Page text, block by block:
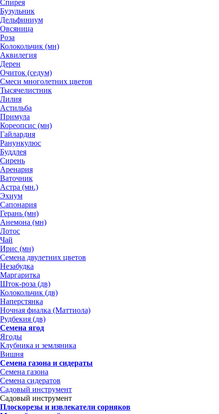
Спирея
Бузульник
Дельфиниум
Овсяница
Роза
Колокольчик (мн)
Аквилегия
Дерен
Очиток (седум)
Смеси многолетних цветов
Тысячелистник
Лилия
Астильба
Примула
Кореопсис (мн)
Гайлардия
Ранункулюс
Буддлея
Сирень
Аренария
Ваточник
Астра (мн.)
Эхиум
Сапонария
Герань (мн)
Анемона (мн)
Лотос
Чай
Ирис (мн)
Семена двулетних цветов
Незабудка
Маргаритка
Шток-роза (дв)
Колокольчик (дв)
Наперстянка
Ночная фиалка (Маттиола)
Рудбекия (дв)
Семена ягод
Ягоды
Клубника и земляника
Вишня
Семена газона и сидераты
Семена газона
Семена сидератов
Садовый инструмент
Садовый инструмент
Плоскорезы и извлекатели сорняков